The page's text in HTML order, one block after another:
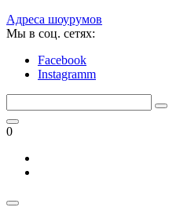
Адреса шоурумов
Мы в соц. сетях:
Facebook
Instagramm
0